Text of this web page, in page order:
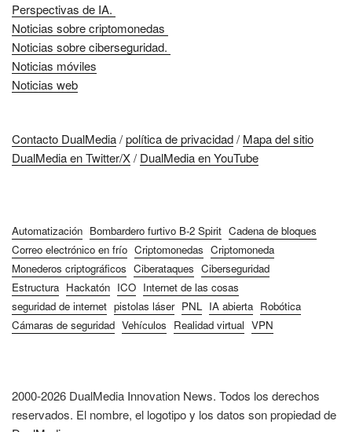
Perspectivas de IA.
Noticias sobre criptomonedas
Noticias sobre ciberseguridad.
Noticias móviles
Noticias web
Contacto DualMedia/política de privacidad/ Mapa del sitio
DualMedia en Twitter/X/ DualMedia en YouTube
Automatización Bombardero furtivo B-2 Spirit Cadena de bloques
Correo electrónico en frío Criptomonedas Criptomoneda
Monederos criptográficos Ciberataques Ciberseguridad
Estructura Hackatón ICO Internet de las cosas
seguridad de internet pistolas láser PNL IA abierta Robótica
Cámaras de seguridad Vehículos Realidad virtual VPN
2000-2026 DualMedia Innovation News. Todos los derechos
reservados. El nombre, el logotipo y los datos son propiedad de